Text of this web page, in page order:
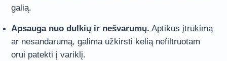
galią.
Apsauga nuo dulkių ir nešvarumų. Aptikus įtrūkimą
ar nesandarumą, galima užkirsti kelią nefiltruotam
orui patekti į variklį.